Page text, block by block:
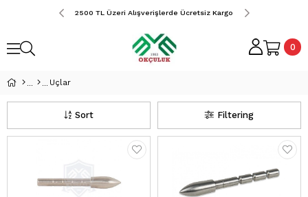
Ücretsiz Kargo 2500 TL Üzeri Alışverişlerde Ücretsiz Kargo 2500 TL Üzeri
0
Uçlar
Filtering
Sort